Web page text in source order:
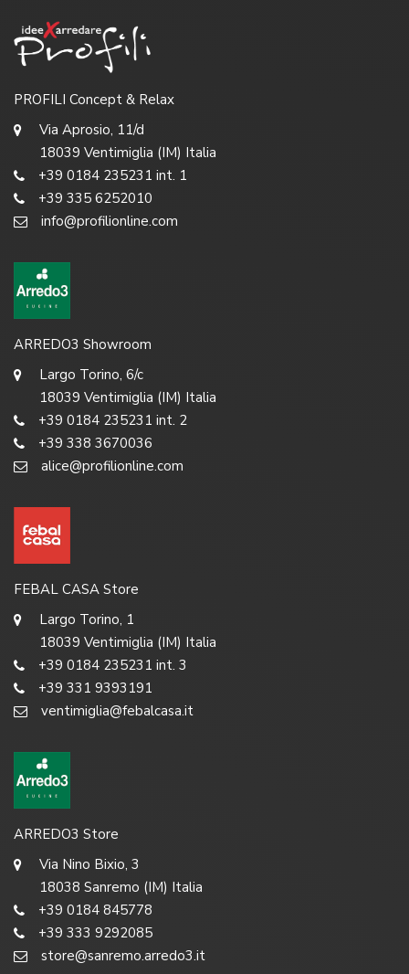
PROFILI Concept & Relax
Via Aprosio, 11/d
18039 Ventimiglia (IM) Italia
+39 0184 235231 int. 1
+39 335 6252010
info@profilionline.com
ARREDO3 Showroom
Largo Torino, 6/c
18039 Ventimiglia (IM) Italia
+39 0184 235231 int. 2
+39 338 3670036
alice@profilionline.com
FEBAL CASA Store
Largo Torino, 1
18039 Ventimiglia (IM) Italia
+39 0184 235231 int. 3
+39 331 9393191
ventimiglia@febalcasa.it
ARREDO3 Store
Via Nino Bixio, 3
18038 Sanremo (IM) Italia
+39 0184 845778
+39 333 9292085
store@sanremo.arredo3.it